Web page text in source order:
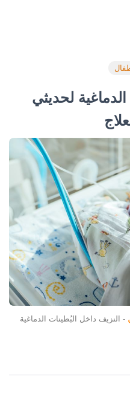
لحديثي
- النزيف داخل البُطينات الدماغية